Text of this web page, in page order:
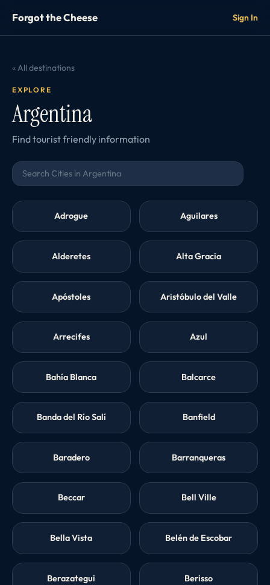
Forgot the Cheese Sign In
« All destinations
EXPLORE
Argentina
Find tourist friendly information
Adrogue Aguilares
Alderetes Alta Gracia
Apóstoles Aristóbulo del Valle
Arrecifes Azul
Bahía Blanca Balcarce
Banda del Río Salí Banfield
Baradero Barranqueras
Beccar Bell Ville
Bella Vista Belén de Escobar
Berazategui Berisso